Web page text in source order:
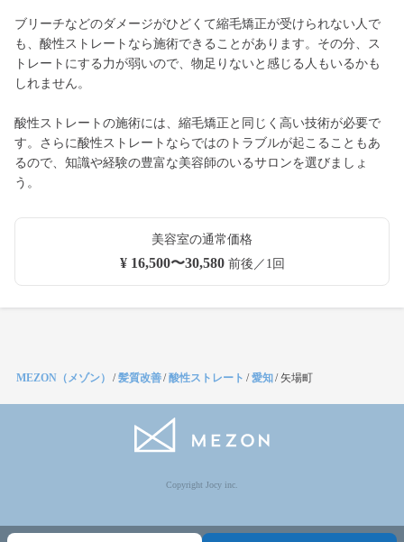
ブリーチなどのダメージがひどくて縮毛矯正が受けられない人で
も、酸性ストレートなら施術できることがあります。その分、ス
トレートにする力が弱いので、物足りないと感じる人もいるかも
しれません。
酸性ストレートの施術には、縮毛矯正と同じく高い技術が必要で
す。さらに酸性ストレートならではのトラブルが起こることもあ
るので、知識や経験の豊富な美容師のいるサロンを選びましょ
う。
美容室の通常価格
¥ 16,500〜30,580前後／1回
MEZON（メゾン） /髪質改善/酸性ストレート /愛知/ 矢場町
Copyright Jocy inc.